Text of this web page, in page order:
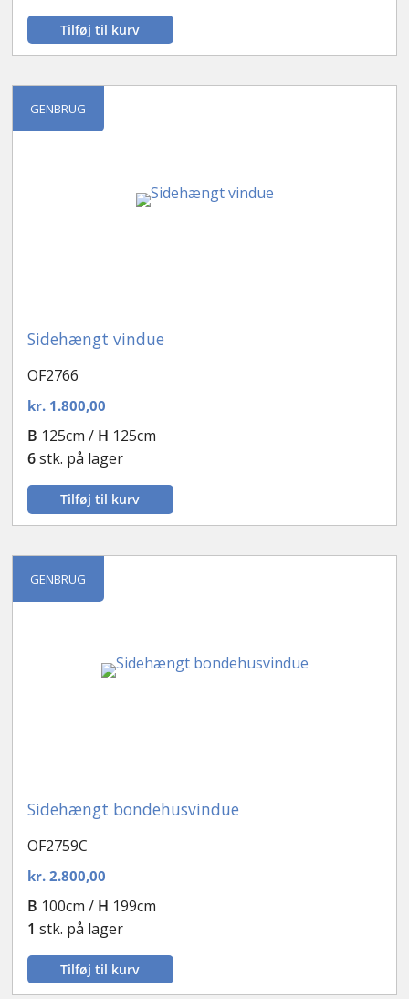
Tilføj til kurv
GENBRUG
Sidehængt vindue
OF2766
kr.1.800,00
Tilføj til kurv
B 125cm / H 125cm
6stk. på lager
GENBRUG
Sidehængt bondehusvindue
OF2759C
kr.2.800,00
Tilføj til kurv
B 100cm / H 199cm
1 stk. på lager